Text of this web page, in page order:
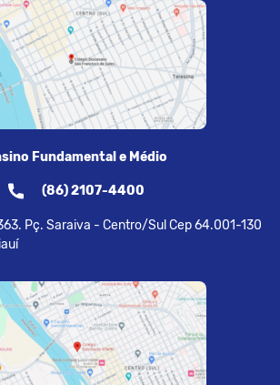
Fundamental e Médio
(86) 2107-4400
Pç. Saraiva - Centro/Sul Cep 64.001-130